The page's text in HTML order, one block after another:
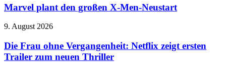
kostenlos
den
großen
X-
Neustart
Marvel plant den großen X-Men-Neustart
Die
ohne
Vergangenheit:
Netflix
9. August 2026
Die Frau ohne Vergangenheit: Netflix zeigt ersten
Trailer zum neuen Thriller